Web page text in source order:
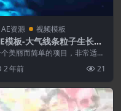
AE资源 视频模板
模板-大气线条粒子生长背
文字标题动画开场
美丽而简单的项目，非常适合
制作。 适用软件...
2 年前 21